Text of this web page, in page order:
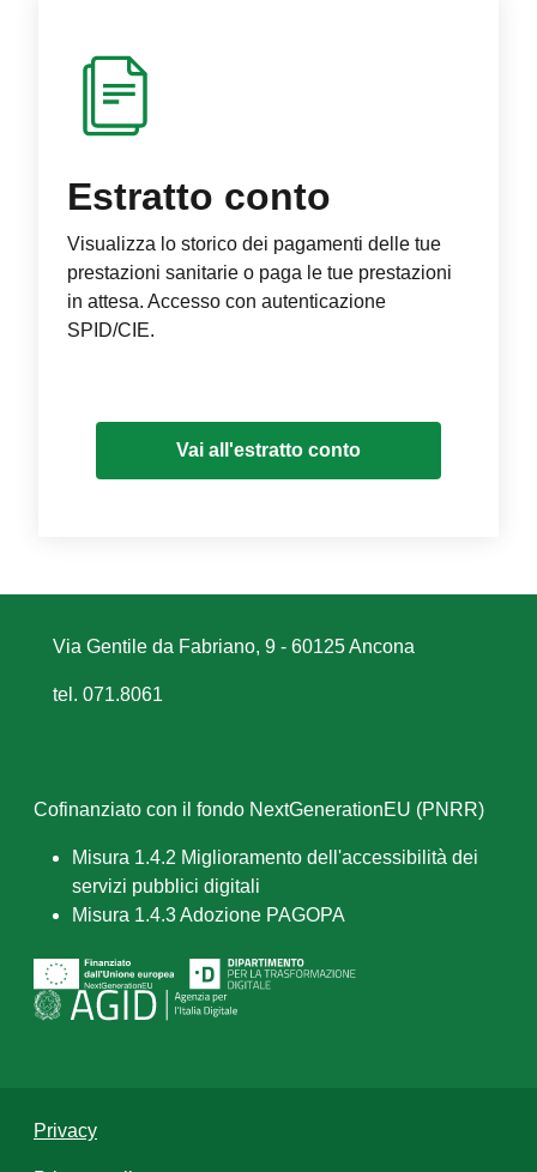
Estratto conto
Visualizza lo storico dei pagamenti delle tue
prestazioni sanitarie o paga le tue prestazioni
in attesa. Accesso con autenticazione
SPID/CIE.
Vai all'estratto conto
Via Gentile da Fabriano, 9 - 60125 Ancona
tel. 071.8061
Cofinanziato con il fondo NextGenerationEU (PNRR)
Misura 1.4.2 Miglioramento dell'accessibilità dei
servizi pubblici digitali
Misura 1.4.3 Adozione PAGOPA
Privacy